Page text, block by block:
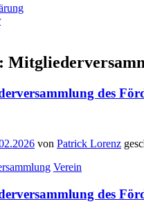
des
von Patrick Lorenz
Verein
des